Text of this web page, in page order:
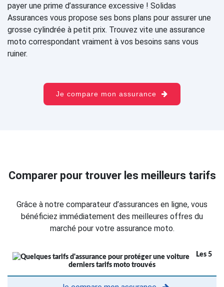
payer une prime d’assurance excessive ! Solidas
Assurances vous propose ses bons plans pour assurer une
grosse cylindrée à petit prix. Trouvez vite une assurance
moto correspondant vraiment à vos besoins sans vous
ruiner.
Je compare mon assurance
Comparer pour trouver les meilleurs tarifs
Grâce à notre comparateur d’assurances en ligne, vous
bénéficiez immédiatement des meilleures offres du
marché pour votre assurance moto.
Les 5
derniers tarifs moto trouvés